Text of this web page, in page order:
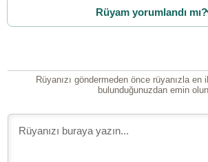
Rüyam yorumlandı mı?
Rüyanızı göndermeden önce rüyanızla en
bulunduğunuzdan emin